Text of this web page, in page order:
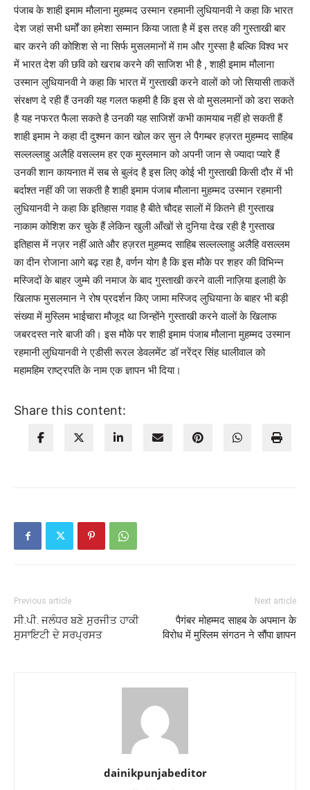
पंजाब के शाही इमाम मौलाना मुहम्मद उस्मान रहमानी लुधियानवी ने कहा कि भारत
देश जहां सभी धर्मों का हमेशा सम्मान किया जाता है में इस तरह की गुस्ताखी बार
बार करने की कोशिश से ना सिर्फ मुसलमानों में ग़म और गुस्सा है बल्कि विश्व भर
में भारत देश की छवि को खराब करने की साजिश भी है , शाही इमाम मौलाना
उस्मान लुधियानवी ने कहा कि भारत में गुस्ताखी करने वालों को जो सियासी ताकतें
संरक्षण दे रही हैं उनकी यह गलत फहमी है कि इस से वो मुसलमानों को डरा सकते
है यह नफरत फैला सकते है उनकी यह साजिशें कभी कामयाब नहीं हो सकती हैं
शाही इमाम ने कहा दी दुश्मन कान खोल कर सुन ले पैगम्बर हज़रत मुहम्मद साहिब
सल्लल्लाहु अलैहि वसल्लम हर एक मुस्लमान को अपनी जान से ज्यादा प्यारे हैं
उनकी शान कायनात में सब से बुलंद है इस लिए कोई भी गुस्ताखी किसी दौर में भी
बर्दाश्त नहीं की जा सकती है शाही इमाम पंजाब मौलाना मुहम्मद उस्मान रहमानी
लुधियानवी ने कहा कि इतिहास गवाह है बीते चौदह सालों में कितने ही गुस्ताख
नाकाम कोशिश कर चुके हैं लेकिन खुली आँखों से दुनिया देख रही है गुस्ताख
इतिहास में नज़र नहीं आते और हज़रत मुहम्मद साहिब सल्लल्लाहु अलैहि वसल्लम
का दीन रोजाना आगे बढ़ रहा है, वर्णन योग है कि इस मौके पर शहर की विभिन्न
मस्जिदों के बाहर जुम्मे की नमाज के बाद गुस्ताखी करने वाली नाज़िया इलाही के
खिलाफ मुसलमान ने रोष प्रदर्शन किए जामा मस्जिद लुधियाना के बाहर भी बड़ी
संख्या में मुस्लिम भाईचारा मौजूद था जिन्होंने गुस्ताखी करने वालों के खिलाफ
जबरदस्त नारे बाजी की। इस मौके पर शाही इमाम पंजाब मौलाना मुहम्मद उस्मान
रहमानी लुधियानवी ने एडीसी रूरल डेवलमेंट डॉ नरेंद्र सिंह धालीवाल को
महामहिम राष्ट्रपति के नाम एक ज्ञापन भी दिया।
Share this content:
Previous article
ਸੀ.ਪੀ. ਜਲੰਧਰ ਬਣੇ ਸੁਰਜੀਤ ਹਾਕੀ
ਸੁਸਾਇਟੀ ਦੇ ਸਰਪ੍ਰਸਤ
Next article
पैगंबर मोहम्मद साहब के अपमान के
विरोध में मुस्लिम संगठन ने सौंपा ज्ञापन
dainikpunjabeditor